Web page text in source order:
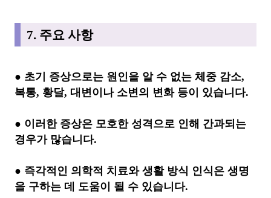
7. 주요 사항
● 초기 증상으로는 원인을 알 수 없는 체중 감소,
복통, 황달, 대변이나 소변의 변화 등이 있습니다.
● 이러한 증상은 모호한 성격으로 인해 간과되는
경우가 많습니다.
● 즉각적인 의학적 치료와 생활 방식 인식은 생명
을 구하는 데 도움이 될 수 있습니다.